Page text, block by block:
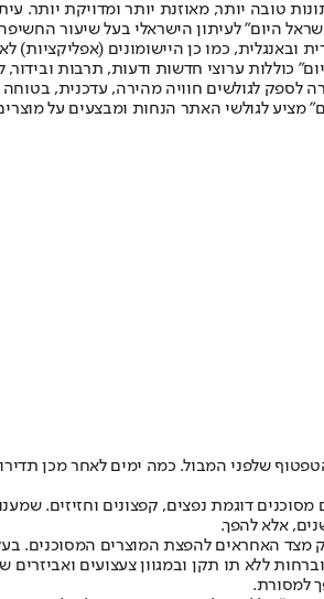
טובה יותר, מאוזנת יותר ומדויקת יותר.
המודפסת הראשונה פורסמה ב-30 ביולי 2007, וב-2010 הפך
כוללות ערוצי חדשות ודעות, תרבות ובידור,
לספק לגולשים חוויה מהירה, עדכנית,
מציע לגולשי האתר הנחות ומבצעים על
מסוכנים דוגמת נפצים, קפצונים וחזיזים.
אלא להפך.
מצד האחראים להפצת המוצרים המסוכנים.
ללא תו תקן ובמגוון צעצועים
למסורת.